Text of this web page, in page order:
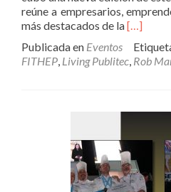
reúne a empresarios,
más destacados de laLeer
el
ciclo
«Living
en
el
marco
de
[…]
Publicada en Eventos
FITHEP, Living Publitec, Rob